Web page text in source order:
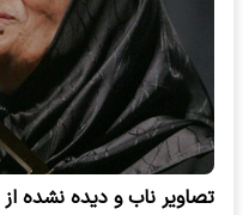
تصاویر ناب و دیده نشده از